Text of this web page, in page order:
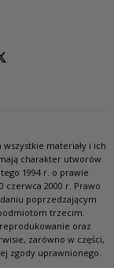
materiały i ich
charakter utworów
1994 r. o prawie
czerwca 2000 r. Prawo
poprzedzającym
trzecim.
oraz
zarówno w części,
zgody uprawnionego.